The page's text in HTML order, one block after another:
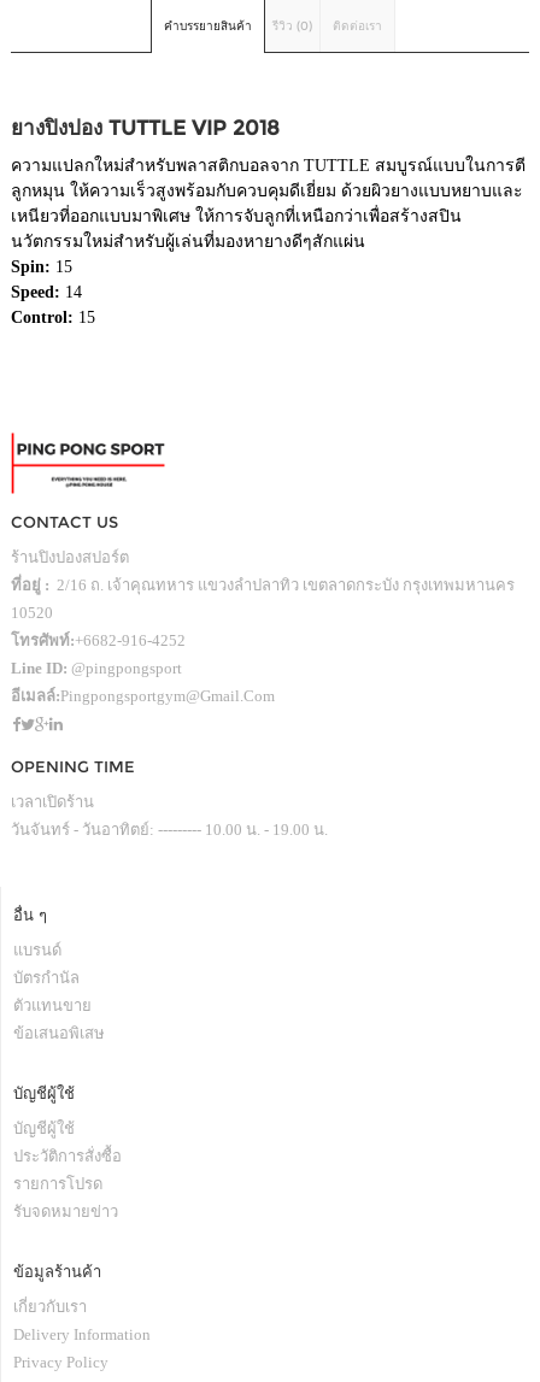
คำบรรยายสินค้า รีวิว (0) ติดต่อเรา
ยางปิงปอง TUTTLE VIP 2018
ความแปลกใหม่สำหรับพลาสติกบอลจาก TUTTLE สมบูรณ์แบบในการตี
ลูกหมุน ให้ความเร็วสูงพร้อมกับควบคุมดีเยี่ยม ด้วยผิวยางแบบหยาบและ
เหนียวที่ออกแบบมาพิเศษ ให้การจับลูกที่เหนือกว่าเพื่อสร้างสปิน
นวัตกรรมใหม่สำหรับผู้เล่นที่มองหายางดีๆสักแผ่น
Spin: 15
Speed: 14
Control: 15
CONTACT US
ร้านปิงปองสปอร์ต
ที่อยู่ : 2/16 ถ. เจ้าคุณทหาร แขวงลำปลาทิว เขตลาดกระบัง กรุงเทพมหานคร
10520
โทรศัพท์:+6682-916-4252
Line ID: @pingpongsport
อีเมลล์:Pingpongsportgym@gmail.com
OPENING TIME
เวลาเปิดร้าน
วันจันทร์ - วันอาทิตย์: --------- 10.00 น. - 19.00 น.
อื่น ๆ
แบรนด์
บัตรกำนัล
ตัวแทนขาย
ข้อเสนอพิเสษ
บัญชีผู้ใช้
บัญชีผู้ใช้
ประวัติการสั่งซื้อ
รายการโปรด
รับจดหมายข่าว
ข้อมูลร้านค้า
เกี่ยวกับเรา
Delivery Information
Privacy Policy